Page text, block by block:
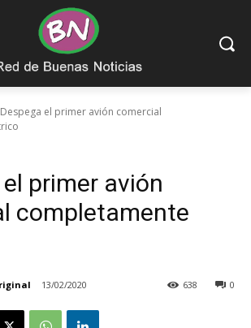
Despega el primer avión comercial
primer avión
completamente
13/02/2020 0
638